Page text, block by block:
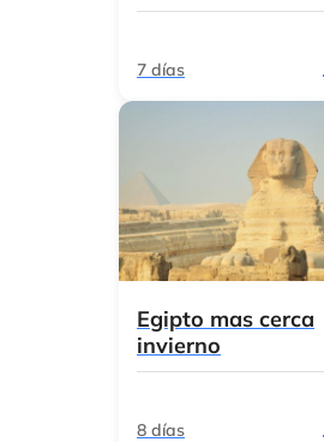
7 días
Egipto mas cerca
invierno
8 días